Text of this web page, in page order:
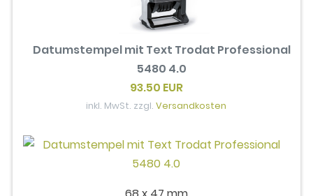
Datumstempel mit Text Trodat Professional
5480 4.0
93.50 EUR
inkl. MwSt. zzgl.Versandkosten